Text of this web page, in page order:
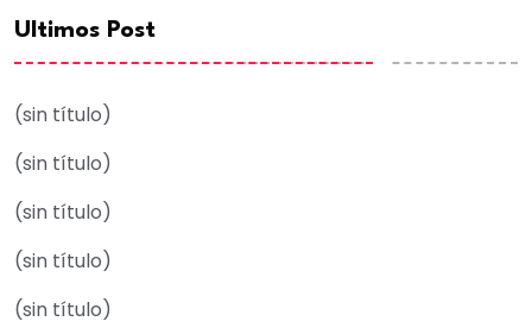
Ultimos Post
(sin título)
(sin título)
(sin título)
(sin título)
(sin título)